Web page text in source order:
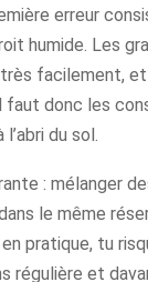
erreur
humide. Les
facilement,
donc les
du sol.
: mélanger
le même
pratique, tu
régulière et